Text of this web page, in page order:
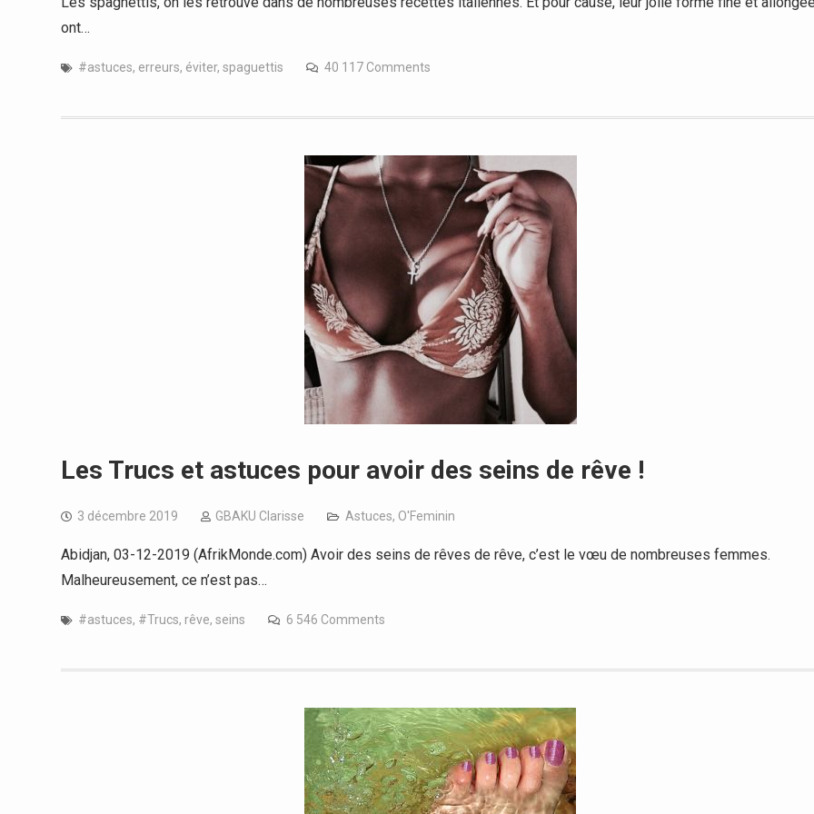
ont…
#astuces, erreurs, éviter, spaguettis 40 117 Comments
Les Trucs et astuces pour avoir des seins de rêve !
3 décembre 2019 GBAKU Clarisse Astuces, O'Feminin
Abidjan, 03-12-2019 (AfrikMonde.com) Avoir des seins de rêves de rêve, c’est le vœu de nombreuses femmes.
Malheureusement, ce n’est pas…
#astuces, #Trucs, rêve, seins 6 546 Comments